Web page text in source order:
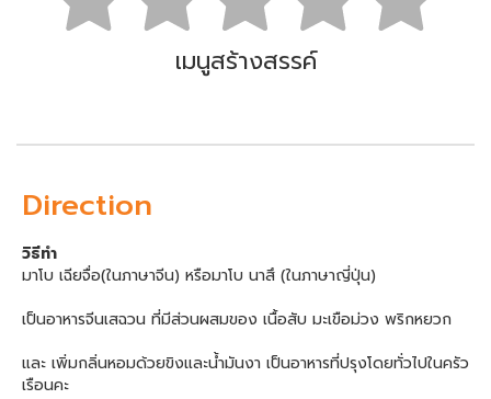
เมนูสร้างสรรค์
Direction
วิธีทำ
มาโบ เฉียจื่อ(ในภาษาจีน) หรือมาโบ นาสึ (ในภาษาญี่ปุ่น)
เป็นอาหารจีนเสฉวน ที่มีส่วนผสมของ เนื้อสับ มะเขือม่วง พริกหยวก
และ เพิ่มกลิ่นหอมด้วยขิงและน้ำมันงา เป็นอาหารที่ปรุงโดยทั่วไปในครัว
เรือนคะ